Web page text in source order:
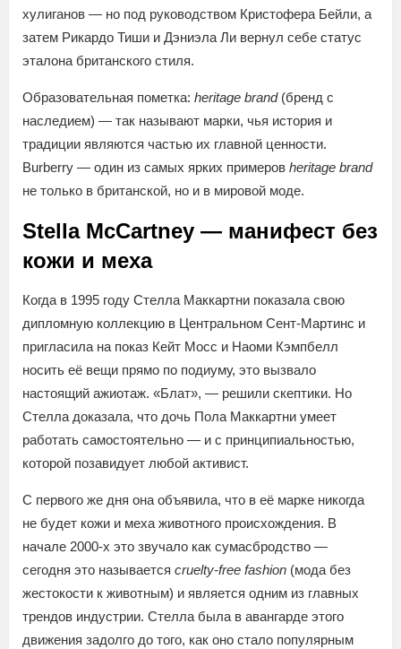
хулиганов — но под руководством Кристофера Бейли, а
затем Рикардо Тиши и Дэниэла Ли вернул себе статус
эталона британского стиля.
Образовательная пометка: heritage brand(бренд с
наследием) — так называют марки, чья история и
традиции являются частью их главной ценности.
Burberry — один из самых ярких примеров heritage brand
не только в британской, но и в мировой моде.
Stella McCartney — манифест без
кожи и меха
Когда в 1995 году Стелла Маккартни показала свою
дипломную коллекцию в Центральном Сент-Мартинс и
пригласила на показ Кейт Мосс и Наоми Кэмпбелл
носить её вещи прямо по подиуму, это вызвало
настоящий ажиотаж. «Блат», — решили скептики. Но
Стелла доказала, что дочь Пола Маккартни умеет
работать самостоятельно — и с принципиальностью,
которой позавидует любой активист.
С первого же дня она объявила, что в её марке никогда
не будет кожи и меха животного происхождения. В
начале 2000-х это звучало как сумасбродство —
сегодня это называется cruelty-free fashion (мода без
жестокости к животным) и является одним из главных
трендов индустрии. Стелла была в авангарде этого
движения задолго до того, как оно стало популярным